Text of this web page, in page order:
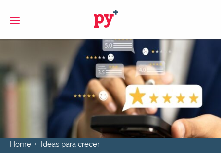
Home Ideas para crecer